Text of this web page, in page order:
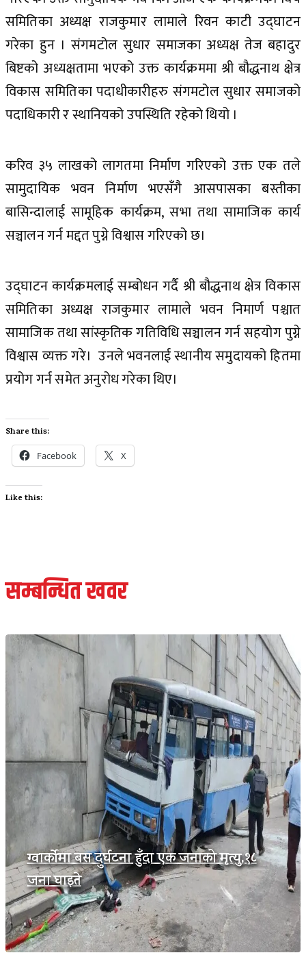
समितिका अध्यक्ष राजकुमार लामाले रिवन काटी उद्घाटन
गरेका हुन । संगमटोल सुधार समाजका अध्यक्ष तेज बहादुर
बिष्टको अध्यक्षतामा भएको उक्त कार्यक्रममा श्री बौद्धनाथ क्षेत्र
विकास समितिका पदाधीकारीहरु संगमटोल सुधार समाजको
पदाधिकारी र स्थानियको उपस्थिति रहेको थियो ।
करिव ३५ लाखको लागतमा निर्माण गरिएको उक्त एक तले
सामुदायिक भवन निर्माण भएसँगै आसपासका बस्तीका
बासिन्दालाई सामूहिक कार्यक्रम, सभा तथा सामाजिक कार्य
सञ्चालन गर्न मद्दत पुग्ने विश्वास गरिएको छ।
उद्घाटन कार्यक्रमलाई सम्बोधन गर्दै श्री बौद्धनाथ क्षेत्र विकास
समितिका अध्यक्ष राजकुमार लामाले भवन निमार्ण पश्चात
सामाजिक तथा सांस्कृतिक गतिविधि सञ्चालन गर्न सहयोग पुग्ने
विश्वास व्यक्त गरे। उनले भवनलाई स्थानीय समुदायको हितमा
प्रयोग गर्न समेत अनुरोध गरेका थिए।
Share this:
Facebook X
Like this:
सम्बन्धित खवर
ग्वार्कोमा बस दुर्घटना हुँदा एक जनाको मृत्यु,१८
जना घाइते